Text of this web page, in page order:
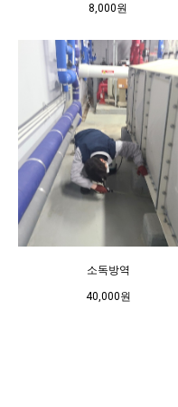
8,000원
소독방역
40,000원
8,000원
8,000원